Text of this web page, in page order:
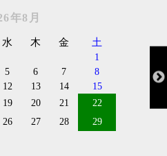
年8月
水 木 金 土
1
5 6 7
8
12 13 14
15
19 20 21
22
26 27 28
29